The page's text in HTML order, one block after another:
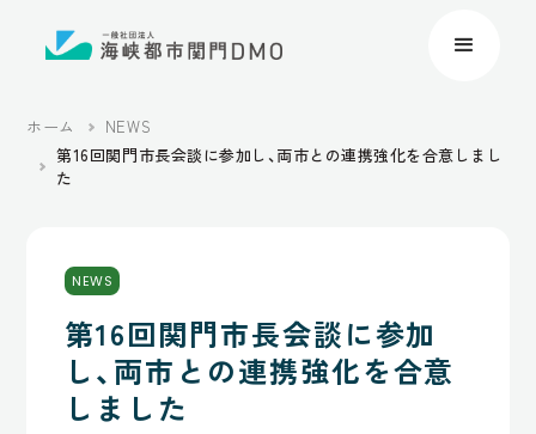
ホーム
NEWS
第16回関門市長会談に参加し、両市との連携強化を合意しまし
た
NEWS
第16回関門市長会談に参加
し、両市との連携強化を合意
しました